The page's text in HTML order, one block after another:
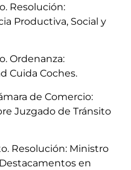
Resolución:
Productiva, Social y
Ordenanza:
Cuida Coches.
de Comercio:
Juzgado de Tránsito
Resolución: Ministro
en